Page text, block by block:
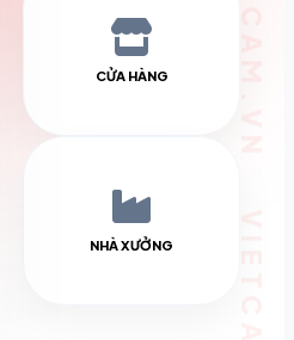
CỬA HÀNG
NHÀ XƯỞNG